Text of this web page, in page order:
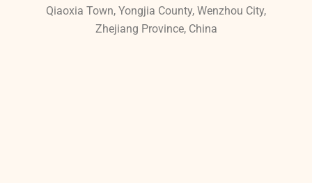
Qiaoxia Town, Yongjia County, Wenzhou City,
Zhejiang Province, China